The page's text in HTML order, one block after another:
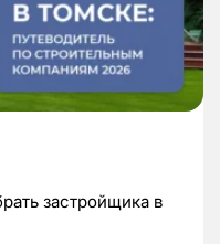
застройщика в